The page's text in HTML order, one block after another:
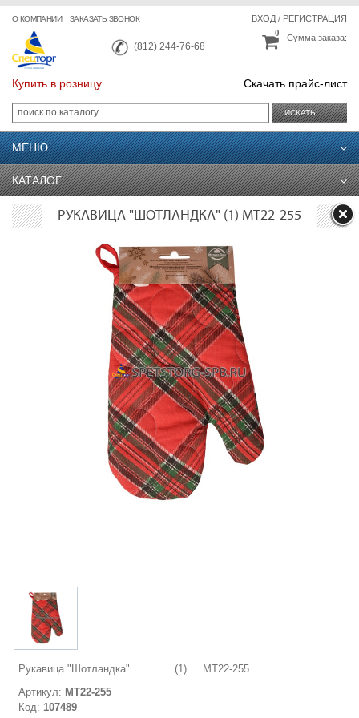
О КОМПАНИИ ЗАКАЗАТЬ ЗВОНОК
(812) 244-76-68
ВХОД/ РЕГИСТРАЦИЯ
Сумма заказа:
0
Купить в розницу Скачать прайс-лист
ИСКАТЬ
МЕНЮ
КАТАЛОГ
РУКАВИЦА "ШОТЛАНДКА" (1) МТ22-255
Рукавица "Шотландка" (1) МТ22-255
Артикул: МТ22-255
Код:107489